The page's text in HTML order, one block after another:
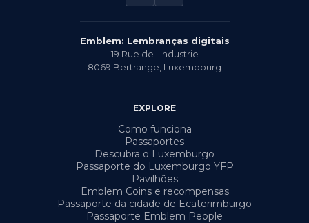
Emblem: Lembranças digitais
19 Rue de l'Industrie
8069 Bertrange Luxembourg
EXPLORE
Como funciona
Passaportes
Descubra o Luxemburgo
Passaporte do Luxemburgo YFP
Pavilhões
Emblem Coins e recompensas
Passaporte da cidade de Ecaterimburgo
Passaporte Emblem People